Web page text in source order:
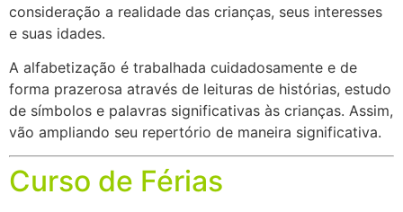
consideração a realidade das crianças, seus interesses
e suas idades.
A alfabetização é trabalhada cuidadosamente e de
forma prazerosa através de leituras de histórias, estudo
de símbolos e palavras significativas às crianças. Assim,
vão ampliando seu repertório de maneira significativa.
Curso de Férias